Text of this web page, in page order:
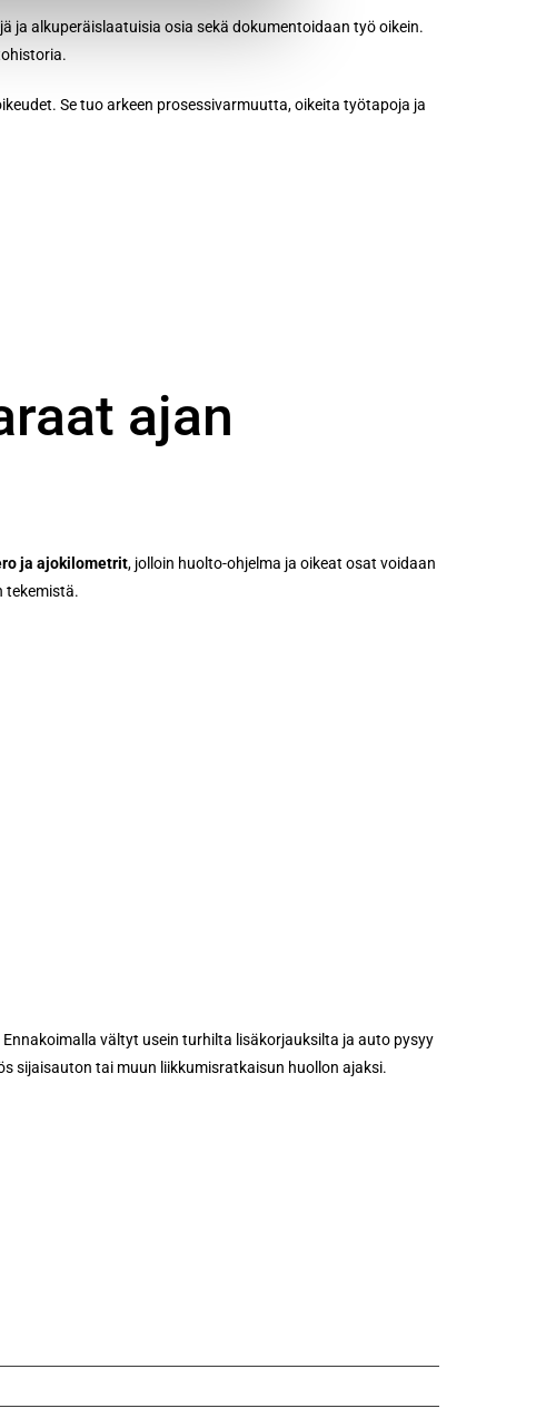
ja alkuperäislaatuisia osia sekä dokumentoidaan työ oikein.
Se tuo arkeen prosessivarmuutta, oikeita työtapoja ja
ajan
ja ajokilometrit, jolloin huolto-ohjelma ja oikeat osat voidaan
tekemistä.
vältyt usein turhilta lisäkorjauksilta ja auto pysyy
sijaisauton tai muun liikkumisratkaisun huollon ajaksi.